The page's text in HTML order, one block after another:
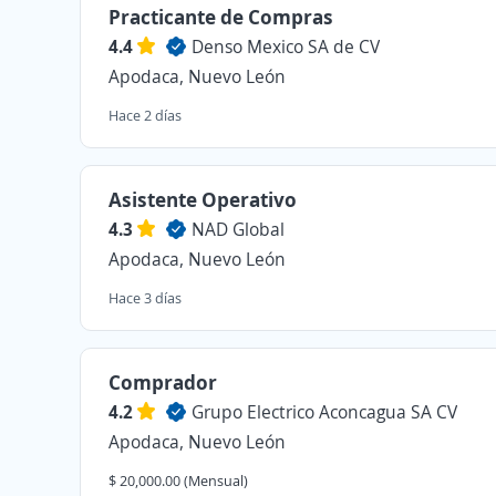
Practicante de Compras
4.4
Denso Mexico SA de CV
Apodaca, Nuevo León
Hace 2 días
Asistente Operativo
4.3
NAD Global
Apodaca, Nuevo León
Hace 3 días
Comprador
4.2
Grupo Electrico Aconcagua SA CV
Apodaca, Nuevo León
$ 20,000.00 (Mensual)